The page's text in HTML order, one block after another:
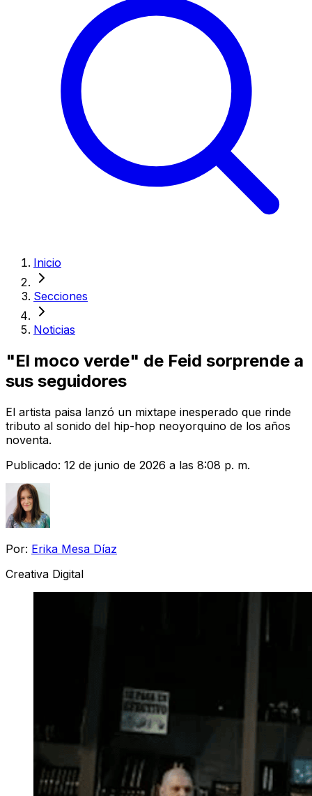
Inicio
Secciones
Noticias
"El moco verde" de Feid sorprende a
sus seguidores
El artista paisa lanzó un mixtape inesperado que rinde
tributo al sonido del hip-hop neoyorquino de los años
noventa.
Publicado: 12 de junio de 2026 a las 8:08 p. m.
Por: Erika Mesa Díaz
Creativa Digital